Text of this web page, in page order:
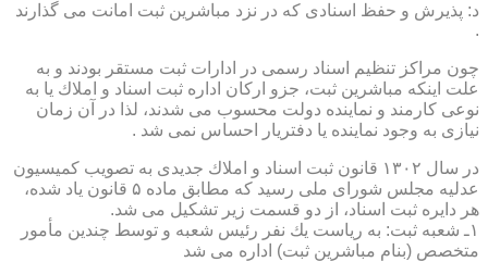
د: پذیرش و حفظ اسنادی كه در نزد مباشرین ثبت امانت می گذارند
.
چون مراكز تنظیم اسناد رسمی در ادارات ثبت مستقر بودند و به
علت اینكه مباشرین ثبت، جزو اركان اداره ثبت اسناد و املاك یا به
نوعی كارمند و نماینده دولت محسوب می شدند، لذا در آن زمان
نیازی به وجود نماینده یا دفتریار احساس نمی شد .
در سال ۱۳۰۲ قانون ثبت اسناد و املاك جدیدی به تصویب كمیسیون
عدلیه مجلس شورای ملی رسید كه مطابق ماده ۵ قانون یاد شده،
هر دایره ثبت اسناد، از دو قسمت زیر تشكیل می شد.
۱ـ شعبه ثبت: به ریاست یك نفر رئیس شعبه و توسط چندین مأمور
متخصص (بنام مباشرین ثبت) اداره می شد